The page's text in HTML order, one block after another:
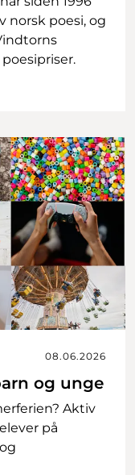
norsk poesi, og
08.06.2026
og unge
Aktiv
på